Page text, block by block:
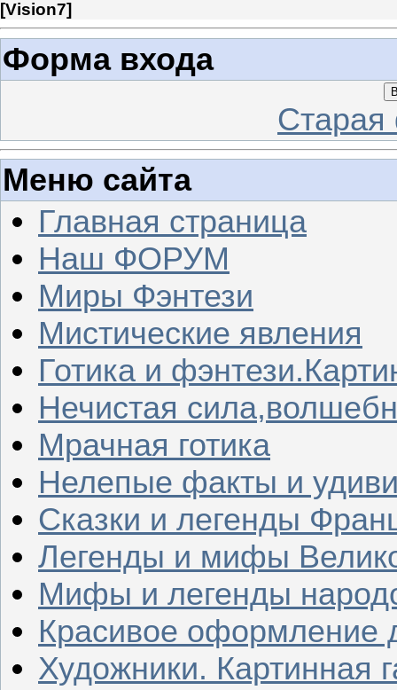
[Vision7]
Форма входа
Меню сайта
Главная страница
Наш ФОРУМ
Миры Фэнтези
Мистические явления
Готика и
Нечистая
Мрачная готика
Нелепые факты и
Сказки и легенды
Легенды и мифы
Мифы и легенды
Красивое оформление
Художники. Картинная